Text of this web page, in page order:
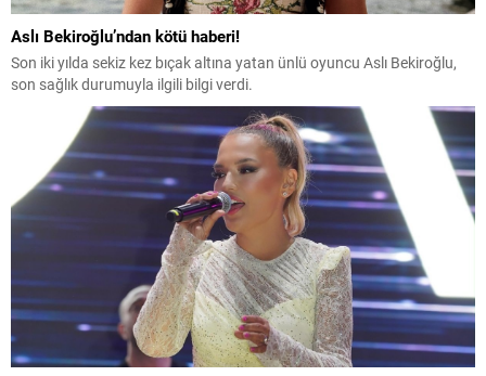
Aslı Bekiroğlu’ndan kötü haberi!
Son iki yılda sekiz kez bıçak altına yatan ünlü oyuncu Aslı Bekiroğlu,
son sağlık durumuyla ilgili bilgi verdi.